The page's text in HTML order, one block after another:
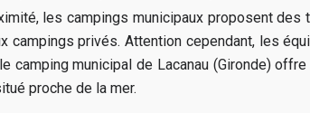
les campings municipaux proposent
campings privés. Attention cependant, les
camping municipal de Lacanau (Gironde)
proche de la mer.